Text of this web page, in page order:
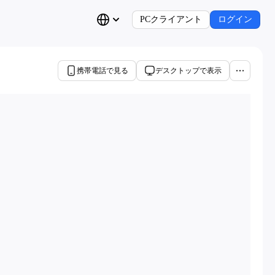
PCクライアント ログイン
携帯電話で見る デスクトップで表示